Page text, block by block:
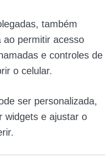
também
ao permitir acesso
e controles de
o celular.
ser personalizada,
widgets e ajustar o